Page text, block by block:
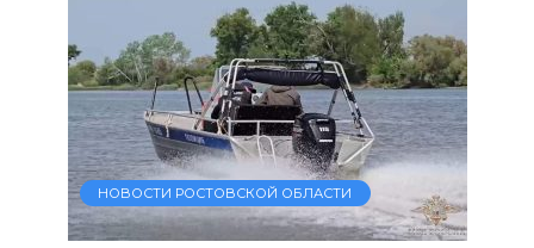
НОВОСТИ РОСТОВСКОЙ ОБЛАСТИ